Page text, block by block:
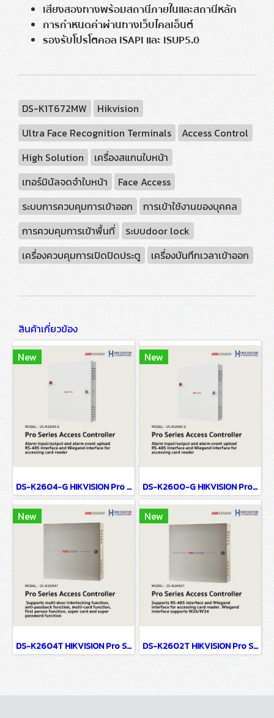
เสียงสองทางพร้อมสถานีภายในและสถานีหลัก
การกำหนดค่าผ่านทางเว็บไคลเอ็นต์
รองรับโปรโตคอล ISAPI และ ISUP5.0
DS-K1T672MW
Hikvision
Ultra Face Recognition Terminals
Access Control
High Solution
เครื่องสแกนใบหน้า
เทอร์มินัลจดจำใบหน้า
Face Access
ระบบการควบคุมการเข้าออก
การเข้าใช้งานของบุคคล
การควบคุมการเข้าพื้นที่
ระบบdoor lock
เครื่องควบคุมการเปิดปิดประตู
เครื่องบันทึกเวลาเข้าออก
สินค้าเกี่ยวข้อง
New
DS-K2604-G HIKVISION Pro Series Access Controller
New
DS-K2600-G HIKVISION Pro Series Access Controller
New
DS-K2604T HIKVISION Pro Series Access Controller
New
DS-K2602T HIKVISION Pro Series Access Controller